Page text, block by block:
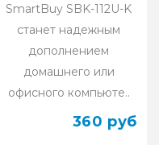
SmartBuy SBK-112U-K
станет надежным
дополнением
домашнего или
офисного компьюте..
360 руб